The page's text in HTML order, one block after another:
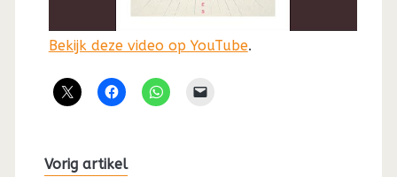
Bekijk deze video op YouTube.
Vorig artikel